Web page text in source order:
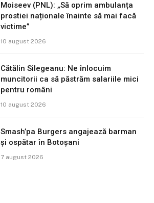
Moiseev (PNL): „Să oprim ambulanța
prostiei naționale înainte să mai facă
victime”
10 august 2026
Cătălin Silegeanu: Ne înlocuim
muncitorii ca să păstrăm salariile mici
pentru români
10 august 2026
Smash’pa Burgers angajează barman
și ospătar în Botoșani
7 august 2026